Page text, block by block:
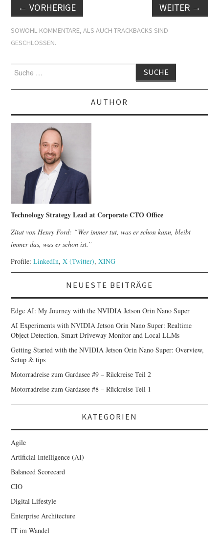
← VORHERIGE WEITER →
SOWOHL KOMMENTARE, ALS AUCH TRACKBACKS SIND
GESCHLOSSEN.
Suche
nach:
AUTHOR
Technology Strategy Lead at Corporate CTO Office
Zitat von Henry Ford: “Wer immer tut, was er schon kann, bleibt
immer das, was er schon ist.”
Profile:LinkedIn,X (Twitter),XING
NEUESTE BEITRÄGE
Edge AI: My Journey with the NVIDIA Jetson Orin Nano Super
AI Experiments with NVIDIA Jetson Orin Nano Super: Realtime
Object Detection, Smart Driveway Monitor and Local LLMs
Getting Started with the NVIDIA Jetson Orin Nano Super: Overview,
Setup & tips
Motorradreise zum Gardasee #9 – Rückreise Teil 2
Motorradreise zum Gardasee #8 – Rückreise Teil 1
KATEGORIEN
Agile
Artificial Intelligence (AI)
Balanced Scorecard
CIO
Digital Lifestyle
Enterprise Architecture
IT im Wandel